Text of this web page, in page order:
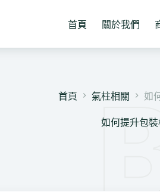
首頁 關於我們
首頁 氣柱相關 如
如何提升包裝